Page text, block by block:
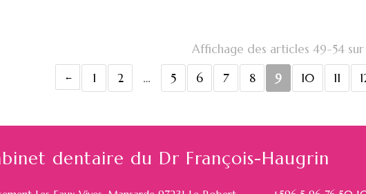
Affichage des articles 49-54 sur
1
2 … 5 6 7 8 9 10 11
dentaire du Dr François-Haugrin